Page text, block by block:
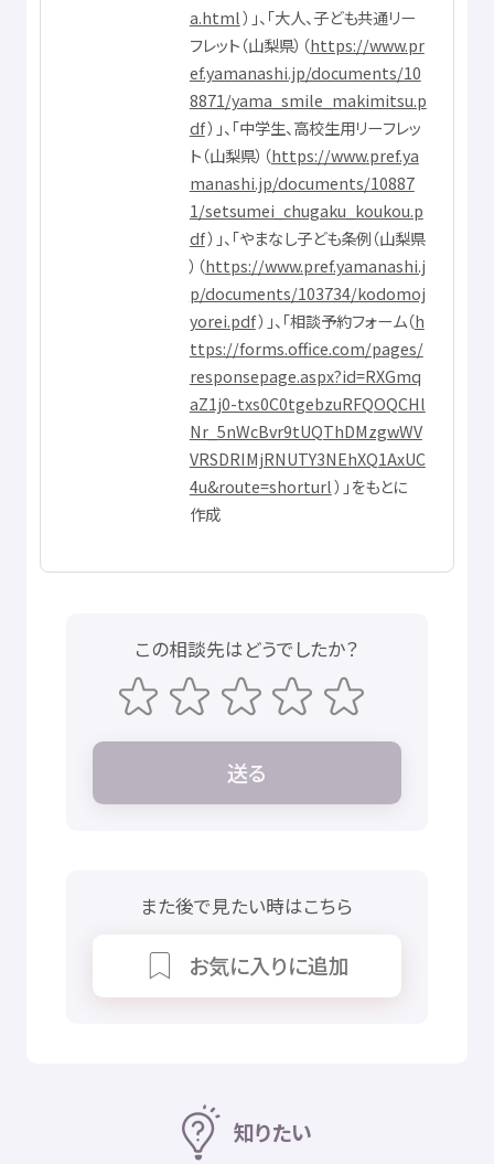
a.html）」、「大人、子ども共通リー
フレット（山梨県）（https://www.pr
ef.yamanashi.jp/documents/10
8871/yama_smile_makimitsu.p
df）」、「中学生、高校生用リーフレッ
ト（山梨県）（https://www.pref.ya
manashi.jp/documents/10887
1/setsumei_chugaku_koukou.p
df）」、「やまなし子ども条例（山梨県
）（https://www.pref.yamanashi.j
p/documents/103734/kodomoj
yorei.pdf）」、「相談予約フォーム（h
ttps://forms.office.com/pages/
responsepage.aspx?id=RXGmq
aZ1j0-txs0C0tgebzuRFQOQCHl
Nr_5nWcBvr9tUQThDMzgwWV
VRSDRIMjRNUTY3NEhXQ1AxUC
4u&route=shorturl）」をもとに
作成
この相談先はどうでしたか？
送る
また後で 見たい時はこちら
お気に入りに追加
知りたい